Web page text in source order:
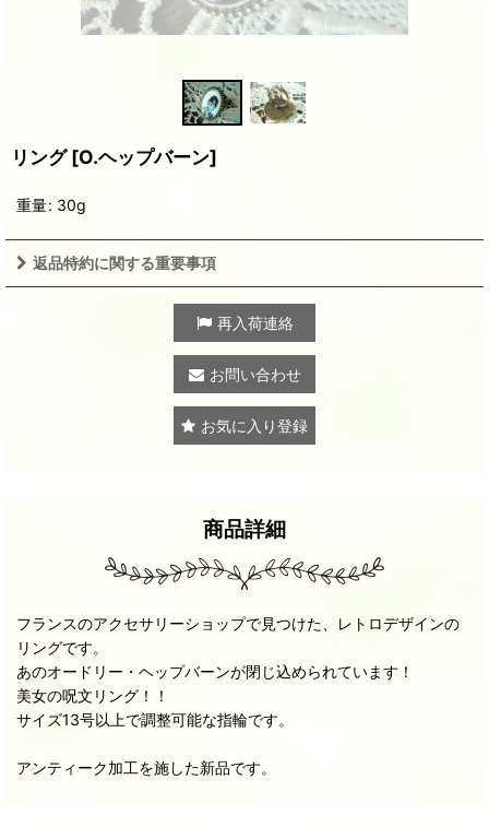
リング [O.ヘップバーン]
重量: 30g
返品特約に関する重要事項
再入荷連絡
お問い合わせ
お気に入り登録
商品詳細
フランスのアクセサリーショップで見つけた、レトロデザインの
リングです。
あのオードリー・ヘップバーンが閉じ込められています！
美女の呪文リング！！
サイズ13号以上で調整可能な指輪です。
アンティーク加工を施した新品です。